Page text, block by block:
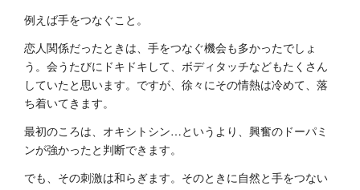
例えば手をつなぐこと。
恋人関係だったときは、手をつなぐ機会も多かったでしょ
う。会うたびにドキドキして、ボディタッチなどもたくさん
していたと思います。ですが、徐々にその情熱は冷めて、落
ち着いてきます。
最初のころは、オキシトシン…というより、興奮のドーパミ
ンが強かったと判断できます。
でも、その刺激は和らぎます。そのときに自然と手をつない